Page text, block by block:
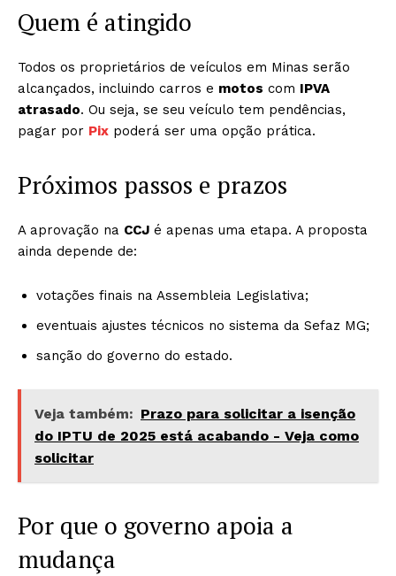
Quem é atingido
Todos os proprietários de veículos em Minas serão
alcançados, incluindo carros e motos com IPVA
atrasado. Ou seja, se seu veículo tem pendências,
pagar por Pix poderá ser uma opção prática.
Próximos passos e prazos
A aprovação na CCJ é apenas uma etapa. A proposta
ainda depende de:
votações finais na Assembleia Legislativa;
eventuais ajustes técnicos no sistema da Sefaz MG;
sanção do governo do estado.
Veja também: Prazo para solicitar a isenção
do IPTU de 2025 está acabando - Veja como
solicitar
Por que o governo apoia a
mudança